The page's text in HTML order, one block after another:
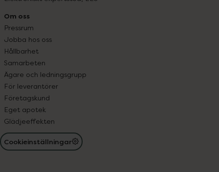
Om oss
Pressrum
Jobba hos oss
Hållbarhet
Samarbeten
Ägare och ledningsgrupp
För leverantörer
Företagskund
Eget apotek
Glädjeeffekten
Cookieinställningar